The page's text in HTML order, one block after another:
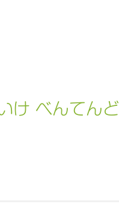
べんてんど